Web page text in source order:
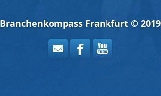
Branchenkompass Frankfurt © 2019